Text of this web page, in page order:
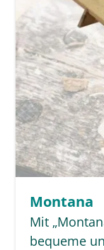
Montana
Mit
bequeme